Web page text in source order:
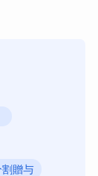
割贈与